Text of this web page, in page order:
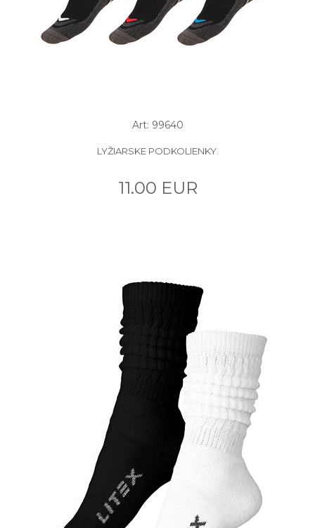
Art: 99640
LYŽIARSKE PODKOLIENKY.
11.00 EUR